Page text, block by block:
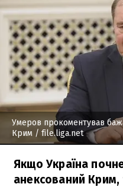
Умеров прокоментував
Крим / file.liga.net
Якщо Україна
анексований